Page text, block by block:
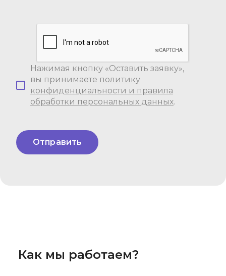
Нажимая кнопку «Оставить заявку»,
вы принимаете политику
конфиденциальности и правила
обработки персональных данных.
Отправить
Как мы работаем?